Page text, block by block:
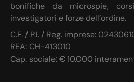
bonifiche da microspie,
investigatori e forze dell’ordine.
C.F. / P.I. / Reg. imprese:
REA: CH-413010
Cap. sociale: € 10.000